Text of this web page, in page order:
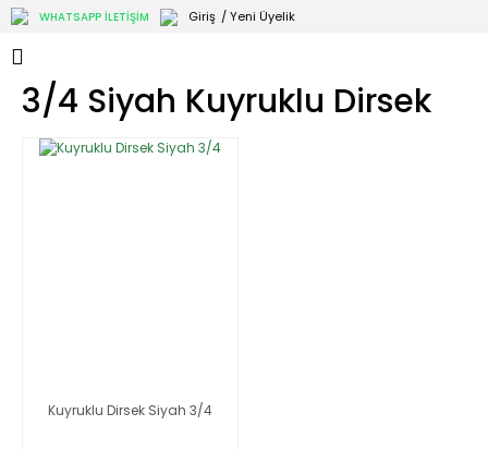
WHATSAPP İLETİŞİM Giriş / Yeni Üyelik
3/4 Siyah Kuyruklu Dirsek
Kuyruklu Dirsek Siyah 3/4